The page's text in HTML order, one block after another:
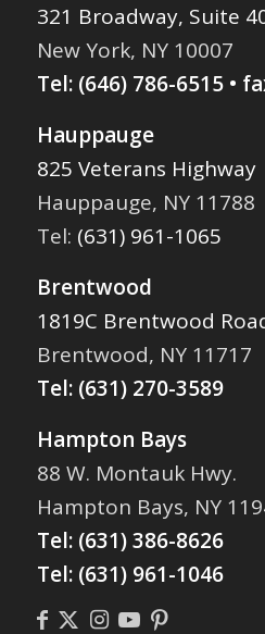
321 Broadway, Suite
New York, NY 10007
Tel: (646) 786-6515•
Hauppauge
825 Veterans Highway
Hauppauge, NY 11788
Tel: (631) 961-1065
Brentwood
1819C Brentwood
Brentwood, NY 11717
Tel: (631) 270-3589
Hampton Bays
88 W. Montauk Hwy.
Hampton Bays, NY
Tel: (631) 386-8626
Tel: (631) 961-1046